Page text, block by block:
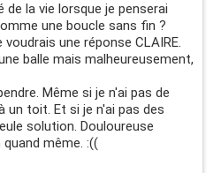
de la vie lorsque je penserai
une boucle sans fin ?
une réponse CLAIRE.
balle mais malheureusement,
Même si je n'ai pas de
un toit. Et si je n'ai pas des
solution. Douloureuse
même. :((